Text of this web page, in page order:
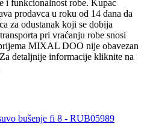
i funkcionalnost robe. Kupac
prodavca u roku od 14 dana da
za odustanak koji se dobija
pri vraćanju robe snosi
MIXAL DOO nije obavezan
detaljnije informacije kliknite na